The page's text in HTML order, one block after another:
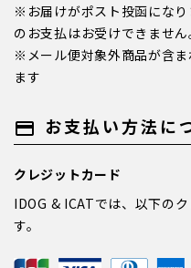
※お届けがポスト投函にな
のお支払はお受けできません
※メール便対象外商品が含
ます
payment お支払い方法に
クレジットカード
IDOG & ICATでは、以下の
す。